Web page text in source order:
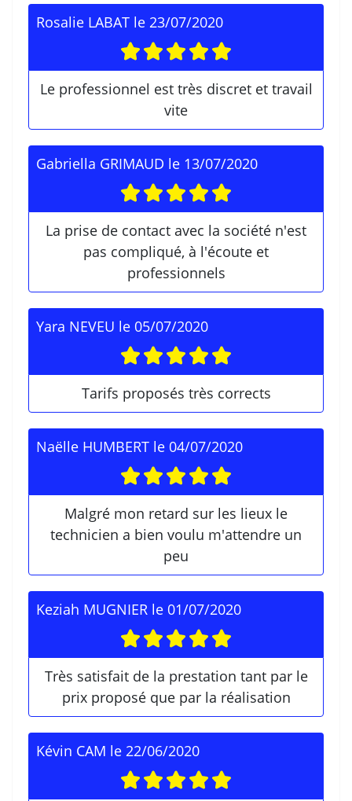
Rosalie LABAT le 23/07/2020
Le professionnel est très discret et travail
vite
Gabriella GRIMAUD le 13/07/2020
La prise de contact avec la société n'est
pas compliqué, à l'écoute et
professionnels
Yara NEVEU le 05/07/2020
Tarifs proposés très corrects
Naëlle HUMBERT le 04/07/2020
Malgré mon retard sur les lieux le
technicien a bien voulu m'attendre un
peu
Keziah MUGNIER le 01/07/2020
Très satisfait de la prestation tant par le
prix proposé que par la réalisation
Kévin CAM le 22/06/2020